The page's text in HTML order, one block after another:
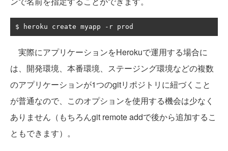
$ heroku create myapp - r prod
実際にアプリケーションをHerokuで運用する場合に
は、開発環境、本番環境、ステージング環境などの複数
のアプリケーションが1つのgitリポジトリに紐づくこと
が普通なので、このオプションを使用する機会は少なく
ありません（もちろんgit remote addで後から追加するこ
ともできます）。